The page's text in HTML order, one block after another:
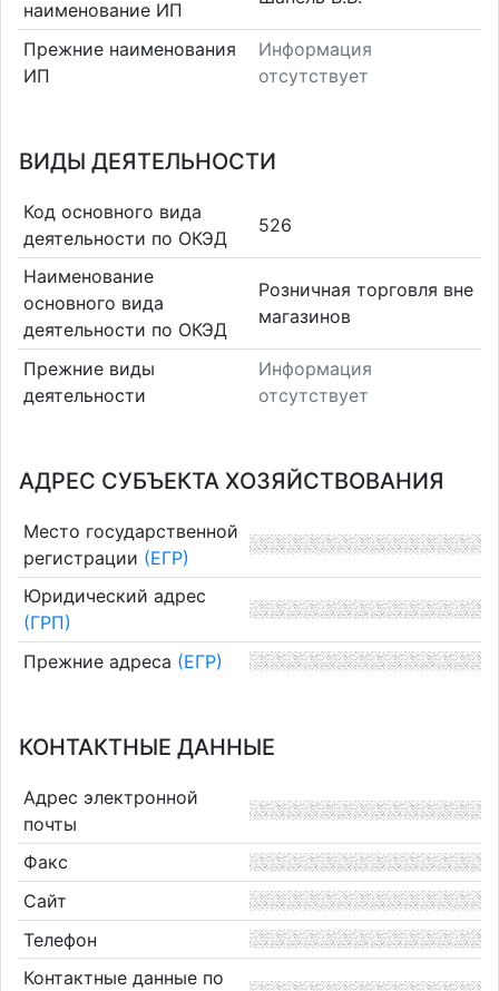
наименование ИП
Прежние наименования
ИП
Информация
отсутствует
ВИДЫ ДЕЯТЕЛЬНОСТИ
Код основного вида
деятельности по ОКЭД
526
Наименование
основного вида
деятельности по ОКЭД
Розничная торговля вне
магазинов
Прежние виды
деятельности
Информация
отсутствует
АДРЕС СУБЪЕКТА ХОЗЯЙСТВОВАНИЯ
Место государственной
регистрации (ЕГР)
Юридический адрес
(ГРП)
Прежние адреса (ЕГР)
КОНТАКТНЫЕ ДАННЫЕ
Адрес электронной
почты
Факс
Сайт
Телефон
Контактные данные по